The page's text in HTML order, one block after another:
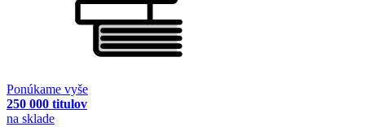
Ponúkame vyše
250 000 titulov
na sklade